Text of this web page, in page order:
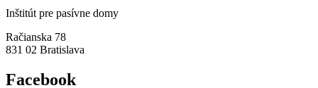
Inštitút pre pasívne domy
Račianska 78
831 02 Bratislava
Facebook